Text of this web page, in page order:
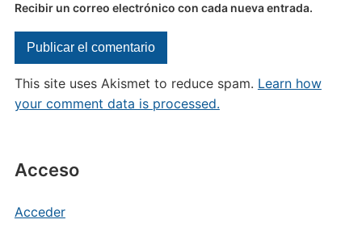
Acceso
Acceder
Recibir un correo electrónico con cada nueva entrada.
This site uses Akismet to reduce spam. Learn how
your comment data is processed.